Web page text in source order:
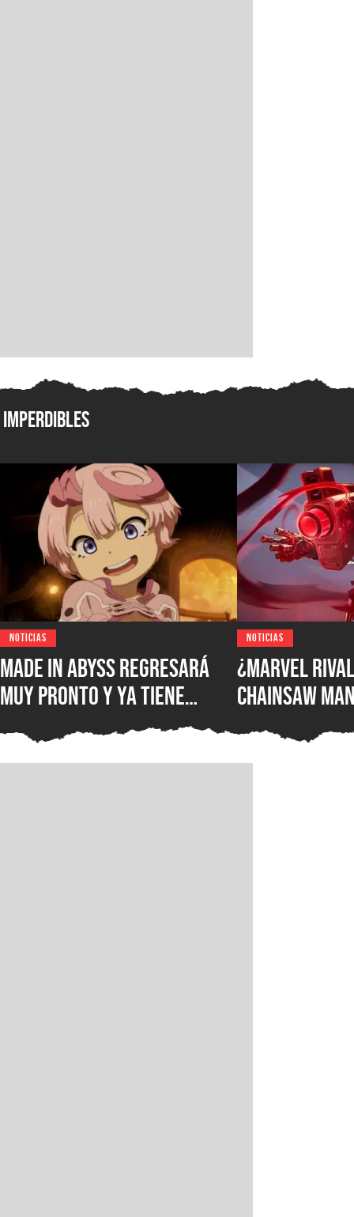
Imperdibles
NOTICIAS
Made in Abyss regresará
muy pronto y ya tiene
ventana de estreno, la
nueva película llegará a
NOTICIAS
¿Marvel
Chainsaw
comparan a
Demonio